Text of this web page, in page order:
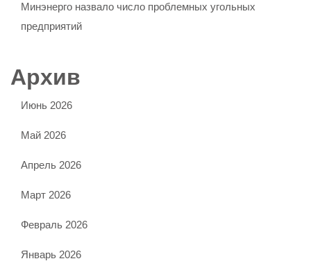
Минэнерго назвало число проблемных угольных
предприятий
Архив
Июнь 2026
Май 2026
Апрель 2026
Март 2026
Февраль 2026
Январь 2026